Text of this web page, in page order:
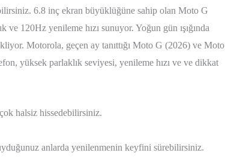
6.8 inç ekran büyüklüğüne sahip olan Moto G
120Hz yenileme hızı sunuyor. Yoğun gün ışığında
Motorola, geçen ay tanıttığı Moto G (2026) ve Moto
yüksek parlaklık seviyesi, yenileme hızı ve ve dikkat
halsiz hissedebilirsiniz.
anlarda yenilenmenin keyfini sürebilirsiniz.